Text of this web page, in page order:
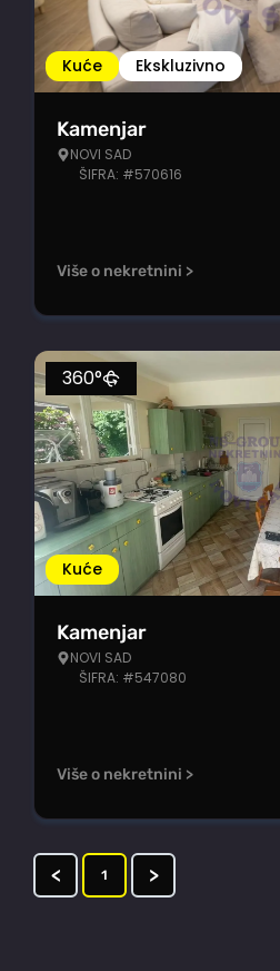
Kuće Ekskluzivno
Kamenjar
NOVI SAD
ŠIFRA: #570616
Više o nekretnini >
Kuće
360°
Kamenjar
NOVI SAD
ŠIFRA: #547080
Više o nekretnini >
< 1 >